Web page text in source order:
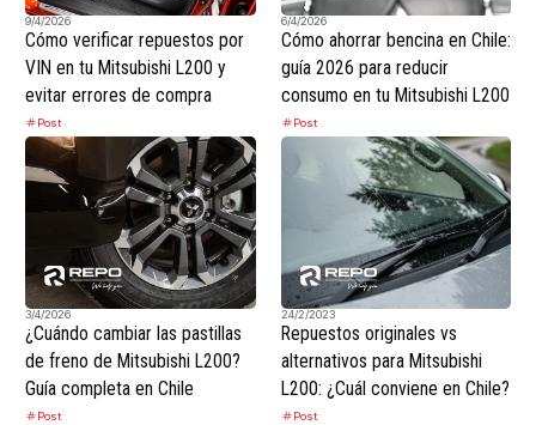
9/4/2026
Cómo verificar repuestos por
VIN en tu Mitsubishi L200 y
evitar errores de compra
Post
6/4/2026
Cómo ahorrar bencina en Chile:
guía 2026 para reducir
consumo en tu Mitsubishi L200
Post
3/4/2026
¿Cuándo cambiar las pastillas
de freno de Mitsubishi L200?
Guía completa en Chile
Post
24/2/2023
Repuestos originales vs
alternativos para Mitsubishi
L200: ¿Cuál conviene en Chile?
Post